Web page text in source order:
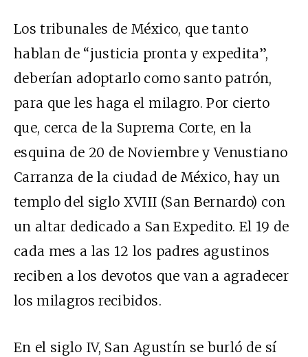
Los tribunales de México, que tanto
hablan de “justicia pronta y expedita”,
deberían adoptarlo como santo patrón,
para que les haga el milagro. Por cierto
que, cerca de la Suprema Corte, en la
esquina de 20 de Noviembre y Venustiano
Carranza de la ciudad de México, hay un
templo del siglo XVIII (San Bernardo) con
un altar dedicado a San Expedito. El 19 de
cada mes a las 12 los padres agustinos
reciben a los devotos que van a agradecer
los milagros recibidos.
En el siglo IV, San Agustín se burló de sí